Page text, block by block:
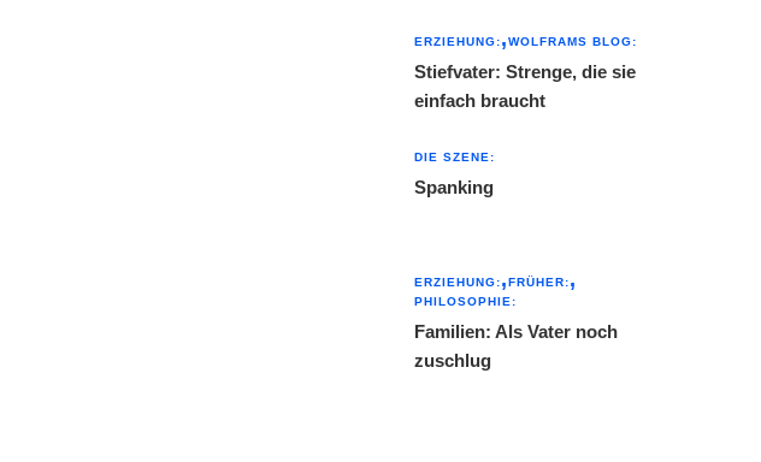
ERZIEHUNG: WOLFRAMS BLOG:
Stiefvater: Strenge, die sie
einfach braucht
DIE SZENE:
Spanking
ERZIEHUNG:
FRÜHER:
PHILOSOPHIE:
Familien: Als Vater noch
zuschlug